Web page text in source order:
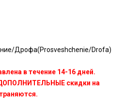
Дрофа(Prosveshchenie/Drofa)
в течение 14-16 дней.
скидки на